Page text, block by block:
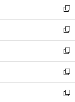
く
で
開
く
ド
ウ
で
開
く
ィ
ン
ド
ウ
で
開
く
新
し
い
ウ
ィ
ン
ド
ウ
で
新
し
い
ウ
ィ
ン
ド
新
し
い
ウ
ィ
新
し
い
新